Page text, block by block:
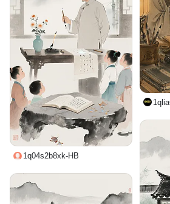
1q04s2b8xk-HB